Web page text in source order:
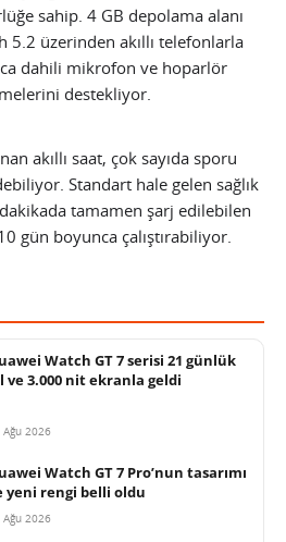
sahip. 4 GB depolama alanı
5.2 üzerinden akıllı telefonlarla
dahili mikrofon ve hoparlör
destekliyor.
akıllı saat, çok sayıda sporu
Standart hale gelen sağlık
tamamen şarj edilebilen
gün boyunca çalıştırabiliyor.
Watch GT 7 serisi 21 günlük
ve 3.000 nit ekranla geldi
Ağu 2026
Watch GT 7 Pro’nun tasarımı
yeni rengi belli oldu
Ağu 2026